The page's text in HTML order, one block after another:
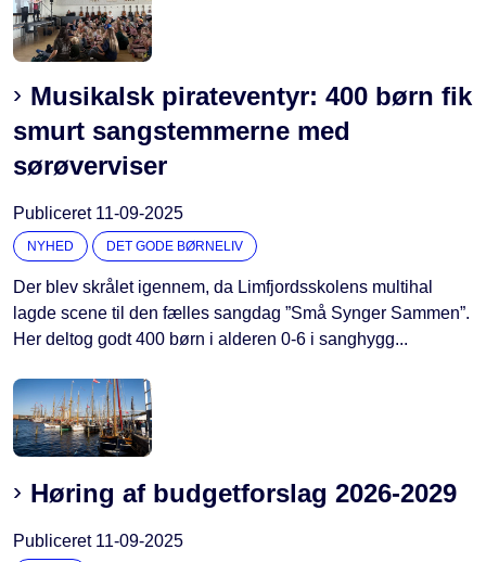
Musikalsk pirateventyr: 400 børn fik
smurt sangstemmerne med
sørøverviser
Publiceret 11-09-2025
NYHED DET GODE BØRNELIV
Der blev skrålet igennem, da Limfjordsskolens multihal
lagde scene til den fælles sangdag ”Små Synger Sammen”.
Her deltog godt 400 børn i alderen 0-6 i sanghygg...
Høring af budgetforslag 2026-2029
Publiceret 11-09-2025